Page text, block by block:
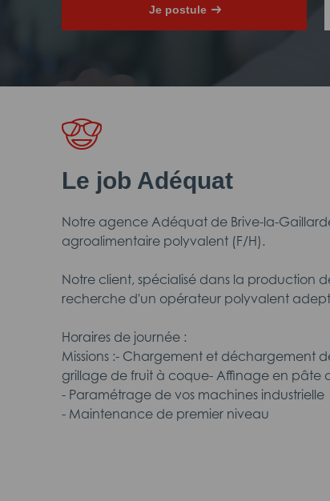
Je postule
Le job Adéquat
Notre agence Adéquat de Brive-la-
agroalimentaire polyvalent (F/H).
Notre client, spécialisé dans la production
recherche d'un opérateur polyvalent
Horaires de journée :
Missions :- Chargement et déchargement
grillage de fruit à coque- Affinage en pâte
- Paramétrage de vos machines industrielle
- Maintenance de premier niveau